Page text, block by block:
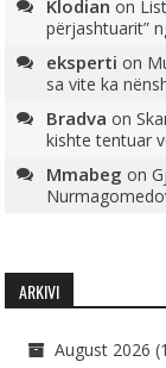
Klodian on
përjashtuarit”
eksperti on
sa vite ka
Bradva on
kishte tentuar
Mmabeg on
ARKIVI
August 2026